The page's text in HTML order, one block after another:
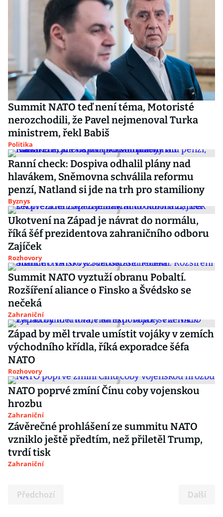
Summit NATO teď není téma, Motoristé
nerozchodili, že Pavel nejmenoval Turka
ministrem, řekl Babiš
Politika
Ranní check: Dospiva odhalil plány nad
hlavákem, Sněmovna schválila reformu
penzí, Natland si jde na trh pro stamiliony
Byznys
Ukotvení na Západ je návrat do normálu,
říká šéf prezidentova zahraničního odboru
Zajíček
Rozhovory
Summit NATO vyztuží obranu Pobaltí.
Rozšíření aliance o Finsko a Švédsko se
nečeká
Zahraniční
Západ by měl trvale umístit vojáky v zemích
východního křídla, říká exporadce šéfa
NATO
Rozhovory
NATO poprvé zmíní Čínu coby vojenskou
hrozbu
Zahraniční
Závěrečné prohlášení ze summitu NATO
vzniklo ještě předtím, než přiletěl Trump,
tvrdí tisk
Zahraniční
Předchozí Další